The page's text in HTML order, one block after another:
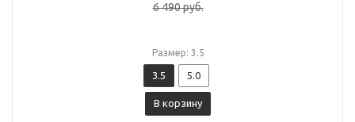
6 490руб.
Размер: 3.5
3.5 5.0
В корзину